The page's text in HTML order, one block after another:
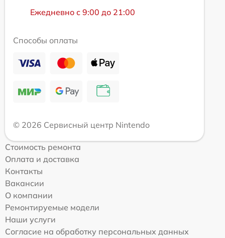
Ежедневно с 9:00 до 21:00
Способы оплаты
© 2026 Сервисный центр Nintendo
Стоимость ремонта
Оплата и доставка
Контакты
Вакансии
О компании
Ремонтируемые модели
Наши услуги
Согласие на обработку персональных данных